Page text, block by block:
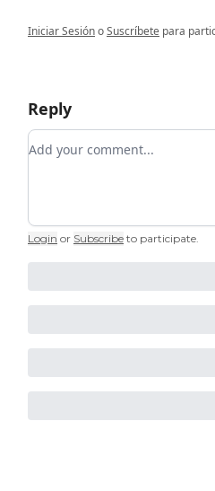
Iniciar SesiónoSuscríbete para
Reply
Add your comment
Login or Subscribe to participate